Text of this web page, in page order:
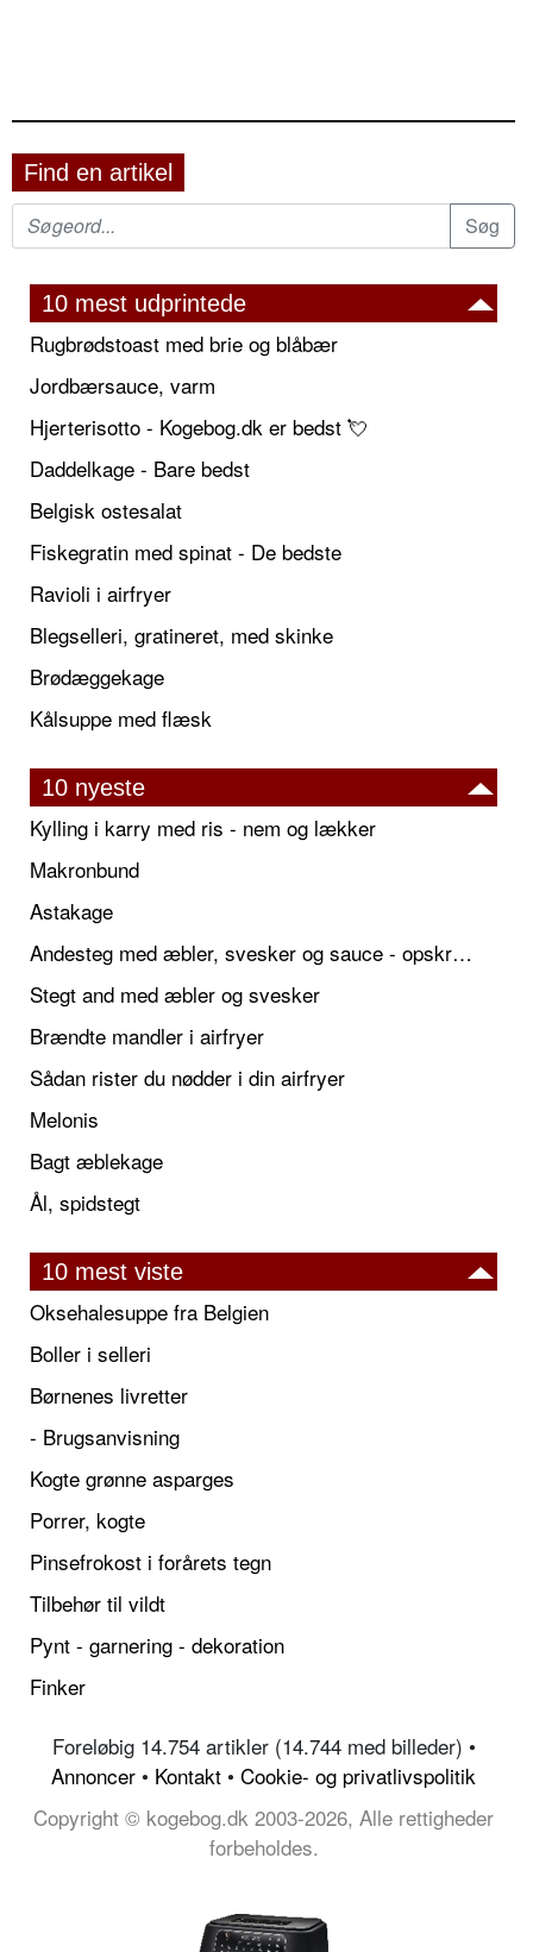
Find en artikel
10 mest udprintede
Rugbrødstoast med brie og blåbær
Jordbærsauce, varm
Hjerterisotto - Kogebog.dk er bedst 💘
Daddelkage - Bare bedst
Belgisk ostesalat
Fiskegratin med spinat - De bedste
Ravioli i airfryer
Blegselleri, gratineret, med skinke
Brødæggekage
Kålsuppe med flæsk
10 nyeste
Kylling i karry med ris - nem og lækker
Makronbund
Astakage
Andesteg med æbler, svesker og sauce - opskrift også til jul
Stegt and med æbler og svesker
Brændte mandler i airfryer
Sådan rister du nødder i din airfryer
Melonis
Bagt æblekage
Ål, spidstegt
10 mest viste
Oksehalesuppe fra Belgien
Boller i selleri
Børnenes livretter
- Brugsanvisning
Kogte grønne asparges
Porrer, kogte
Pinsefrokost i forårets tegn
Tilbehør til vildt
Pynt - garnering - dekoration
Finker
Foreløbig 14.754 artikler (14.744 med billeder) •
Annoncer • Kontakt • Cookie- og privatlivspolitik
Copyright © kogebog.dk 2003-2026, Alle rettigheder
forbeholdes.